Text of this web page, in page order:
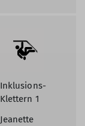
Inklusions-
Klettern 1
Jeanette